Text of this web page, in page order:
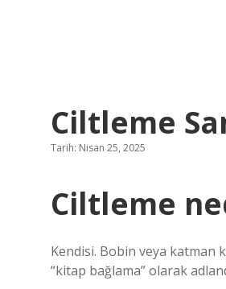
Ciltleme
Tarih: Nisan 25, 2025
Ciltleme
Kendisi. Bobin veya katman
“kitap bağlama” olarak